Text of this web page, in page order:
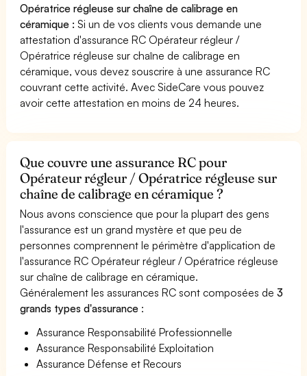
Opératrice régleuse sur chaîne de calibrage en
céramique : Si un de vos clients vous demande une
attestation d'assurance RC Opérateur régleur /
Opératrice régleuse sur chaîne de calibrage en
céramique, vous devez souscrire à une assurance RC
couvrant cette activité. Avec SideCare vous pouvez
avoir cette attestation en moins de 24 heures.
Que couvre une assurance RC pour
Opérateur régleur / Opératrice régleuse sur
chaîne de calibrage en céramique ?
Nous avons conscience que pour la plupart des gens
l'assurance est un grand mystère et que peu de
personnes comprennent le périmètre d'application de
l'assurance RC Opérateur régleur / Opératrice régleuse
sur chaîne de calibrage en céramique.
Généralement les assurances RC sont composées de3
grands types d'assurance :
Assurance Responsabilité Professionnelle
Assurance Responsabilité Exploitation
Assurance Défense et Recours